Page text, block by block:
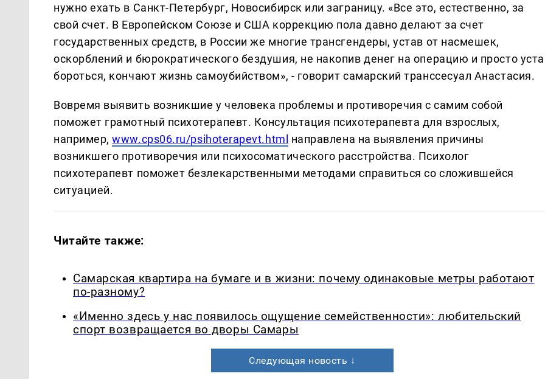
нужно ехать в Санкт-Петербург, Новосибирск или заграницу. «Все это, естественно, за
свой счет. В Европейском Союзе и США коррекцию пола давно делают за счет
государственных средств, в России же многие трансгендеры, устав от насмешек,
оскорблений и бюрократического бездушия, не накопив денег на операцию и просто
бороться, кончают жизнь самоубийством», - говорит самарский транссесуал Анастасия.
Вовремя выявить возникшие у человека проблемы и противоречия с самим собой
поможет грамотный психотерапевт. Консультация психотерапевта для взрослых,
например,www.cps06.ru/psihoterapevt.html направлена на выявления причины
возникшего противоречия или психосоматического расстройства. Психолог
психотерапевт поможет безлекарственными методами справиться со сложившейся
ситуацией.
Читайте также:
Самарская квартира на бумаге и в жизни: почему одинаковые метры работают
по-разному?
«Именно здесь у нас появилось ощущение семейственности»: любительский
спорт возвращается во дворы Самары
Следующая новость ↓